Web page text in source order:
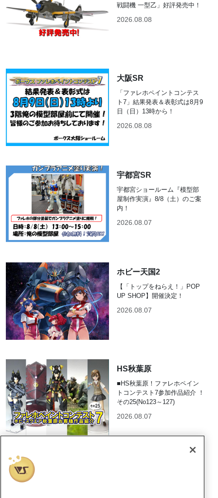
戦闘機 一型乙」好評発売中！
2026.08.08
大阪SR
「ファレホペイントコンテス
ト7」結果発表＆表彰式は8月9
日（日）13時から！
2026.08.08
宇都宮SR
宇都宮ショールーム『模型部
屋制作実演』8/8（土）のご案
内！
2026.08.07
ホビー天国2
【「トップをねらえ！」POP
UP SHOP】開催決定！
2026.08.07
HS秋葉原
■HS秋葉原！ファレホペイン
トコンテスト7参加作品紹介 ！
その25(No123～127)
2026.08.07